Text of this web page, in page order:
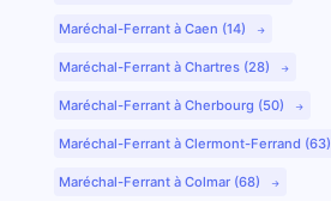
Maréchal-Ferrant à Caen (14)
Maréchal-Ferrant à Chartres (28)
Maréchal-Ferrant à Cherbourg (50)
Maréchal-Ferrant à Clermont-Ferrand (63)
Maréchal-Ferrant à Colmar (68)